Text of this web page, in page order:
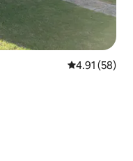
平均评分
4.91 (58)